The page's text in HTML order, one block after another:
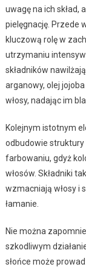
uwagę na ich skład,
pielęgnację. Przede
kluczową rolę w
utrzymaniu
składników
arganowy, olej
włosy, nadając im
Kolejnym istotnym
odbudowie struktury
farbowaniu, gdyż
włosów. Składniki
wzmacniają włosy i
łamanie.
Nie można
szkodliwym
słońce może